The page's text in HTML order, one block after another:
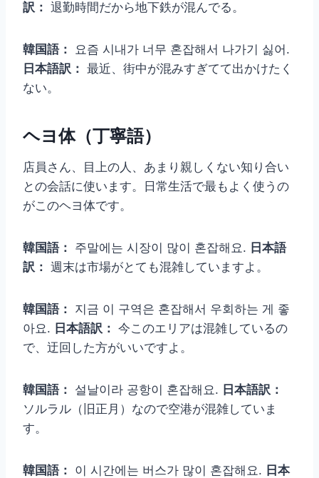
訳： 退勤時間だから地下鉄が混んでる。
韓国語：
요즘 시내가 너무 혼잡해서 나가기 싫어.
日本語訳： 最近、街中が混みすぎてて出かけたく
ない。
ヘヨ体（丁寧語）
店員さん、目上の人、あまり親しくない知り合い
との会話に使います。日常生活で最もよく使うの
がこのヘヨ体です。
韓国語： 주말에는 시장이 많이 혼잡해요. 日本語
訳： 週末は市場がとても混雑していますよ。
韓国語： 지금 이 구역은 혼잡해서 우회하는 게 좋
아요. 日本語訳： 今このエリアは混雑しているの
で、迂回した方がいいですよ。
韓国語： 설날이라 공항이 혼잡해요. 日本語訳：
ソルラル（旧正月）なので空港が混雑していま
す。
韓国語： 이 시간에는 버스가 많이 혼잡해요. 日本